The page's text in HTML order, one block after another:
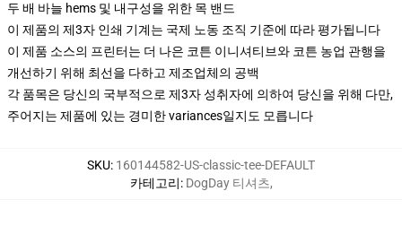
두 배 바늘 hems 및 내구성을 위한 목 밴드
이 제품의 제3자 인쇄 기계는 국제 노동 조직 기준에 따라 평가됩니다
이 제품 소스의 프린터는 더 나은 코튼 이니셔티브와 코튼 농업 관행을
개선하기 위해 최선을 다하고 제조업체의 공백
각 품목은 당신의 국부적으로 제3자 성취자에 의하여 당신을 위해 다만,
주어지는 제품에 있는 경미한 variances일지도 모릅니다
SKU: 160144582-US-classic-tee-DEFAULT
카테고리: DogDay 티셔츠,